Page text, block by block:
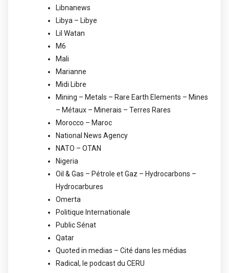
Libnanews
Libya – Libye
Lil Watan
M6
Mali
Marianne
Midi Libre
Mining – Metals – Rare Earth Elements – Mines
– Métaux – Minerais – Terres Rares
Morocco – Maroc
National News Agency
NATO – OTAN
Nigeria
Oil & Gas – Pétrole et Gaz – Hydrocarbons –
Hydrocarbures
Omerta
Politique Internationale
Public Sénat
Qatar
Quoted in medias – Cité dans les médias
Radical, le podcast du CERU